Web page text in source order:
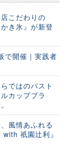
こだわりの
き氷』が新登
で開催｜実践者
ではのバスト
カップブラ
風情あふれる
祇園辻利』